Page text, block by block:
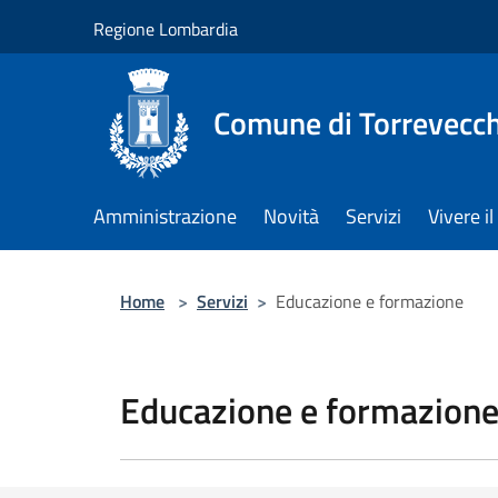
Regione Lombardia
Comune di
Amministrazione Novità Servizi Vivere
Home > Servizi > Educazione e formazione
Educazione e formazione